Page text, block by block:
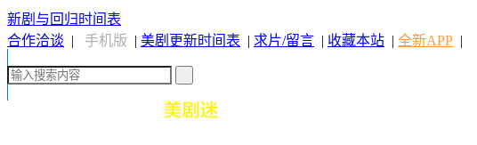
新剧与回归时间表
合作洽谈 | 手机版 | 美剧更新时间表 | 求片/留言 | 收藏本站 | 全新APP |